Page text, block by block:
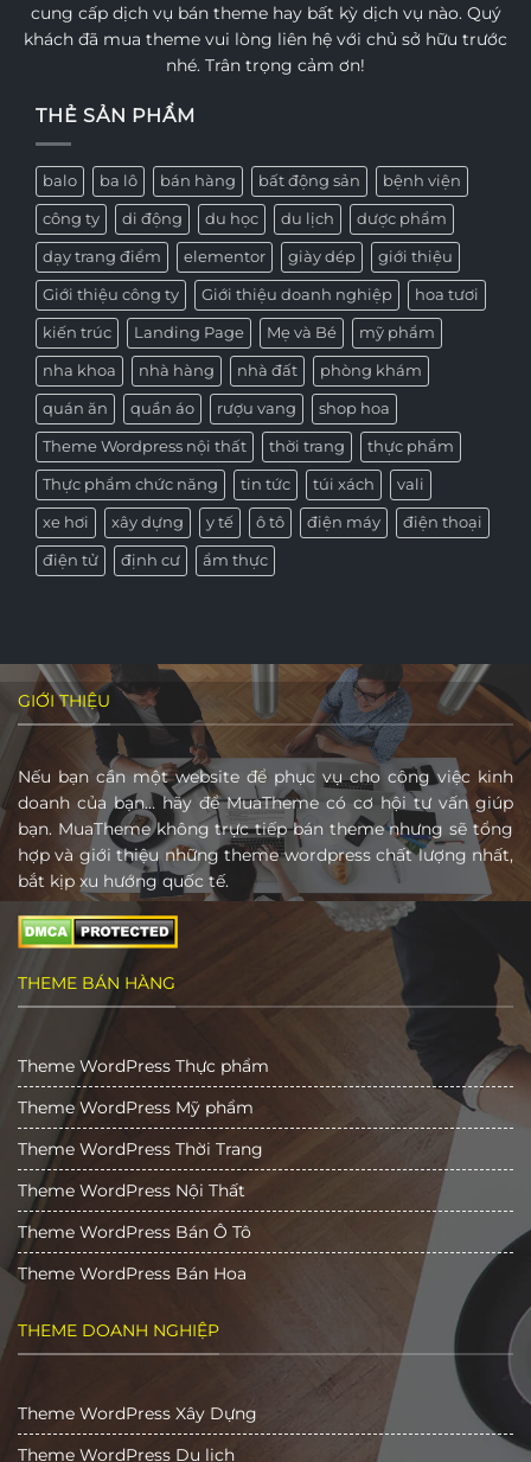
cung cấp dịch vụ bán theme hay bất kỳ dịch vụ nào. Quý
khách đã mua theme vui lòng liên hệ với chủ sở hữu trước
nhé. Trân trọng cảm ơn!
THẺ SẢN PHẨM
balo ba lô bán hàng bất động sản bệnh viện
công ty di động du học du lịch dược phẩm
dạy trang điểm elementor giày dép giới thiệu
Giới thiệu công ty Giới thiệu doanh nghiệp hoa tươi
kiến trúc Landing Page Mẹ và Bé mỹ phẩm
nha khoa nhà hàng nhà đất phòng khám
quán ăn quần áo rượu vang shop hoa
Theme Wordpress nội thất thời trang thực phẩm
Thực phẩm chức năng tin tức túi xách vali
xe hơi xây dựng y tế ô tô điện máy điện thoại
điện tử định cư ẩm thực
GIỚI THIỆU
Nếu bạn cần một website để phục vụ cho công việc kinh
doanh của bạn… hãy để MuaTheme có cơ hội tư vấn giúp
bạn. MuaTheme không trực tiếp bán theme nhưng sẽ tổng
hợp và giới thiệu những theme wordpress chất lượng nhất,
bắt kịp xu hướng quốc tế.
THEME BÁN HÀNG
Theme WordPress Thực phẩm
Theme WordPress Mỹ phẩm
Theme WordPress Thời Trang
Theme WordPress Nội Thất
Theme WordPress Bán Ô Tô
Theme WordPress Bán Hoa
THEME DOANH NGHIỆP
Theme WordPress Xây Dựng
Theme WordPress Du lịch